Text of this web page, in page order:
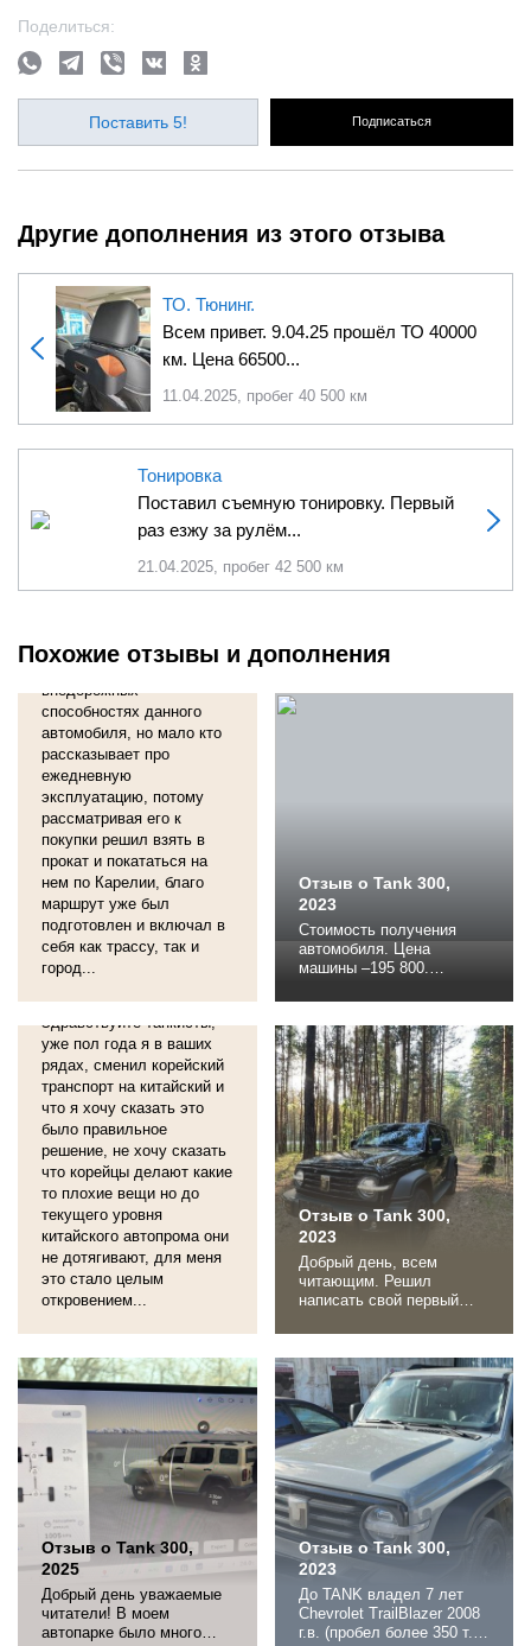
Поделиться:
Поставить 5! Подписаться
Другие дополнения из этого отзыва
ТО. Тюнинг.
Всем привет. 9.04.25 прошёл ТО 40000
км. Цена 66500...
11.04.2025, пробег 40 500 км
Тонировка
Поставил съемную тонировку. Первый
раз езжу за рулём...
21.04.2025, пробег 42 500 км
Похожие отзывы и дополнения
Большинство обзоров
внедорожных
способностях данного
автомобиля, но мало кто
рассказывает про
ежедневную
эксплуатацию, потому
рассматривая его к
покупки решил взять в
прокат и покататься на
нем по Карелии, благо
маршрут уже был
подготовлен и включал в
себя как трассу, так и
город...
Отзыв о Tank 300,
2023
Стоимость получения
автомобиля. Цена
машины –195 800.
сайте нет. Страховка –
около 5000 юаней. Изза
ограниченной колесной
базы при открывании
задней двери есть риск
задеть заднее крыло.
Спереди и сзади места
достаточно, багажник
большой и
вместительный...
Отзыв о Tank 300,
Здравствуйте танкисты,
уже пол года я в ваших
рядах, сменил корейский
транспорт на китайский и
что я хочу сказать это
было правильное
решение, не хочу сказать
что корейцы делают какие
то плохие вещи но до
текущего уровня
китайского автопрома они
не дотягивают, для меня
это стало целым
откровением...
Отзыв о Tank 300,
2023
Добрый день, всем
читающим. Решил
написать свой первый
сих пор такие машины:
Hyundai Santa Fe 2007г
2.7л Араб, Honda CRV
2008г 2.4л максимальная
комплектация, Mazda CX5
2012г 2.0л Суприм,
Hyundai Creta 2021г 2.0л
Smart (максималка). Так
же в семье есть машины
на...
Отзыв о Tank 300,
2025
Добрый день уважаемые
читатели! В моем
автопарке было много
Отзыв о Tank 300,
2023
До TANK владел 7 лет
Chevrolet TrailBlazer 2008
г.в. (пробел более 350 т.